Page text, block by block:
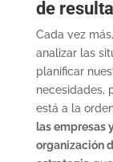
de
Cada vez
analizar las
planificar
necesidades,
está a la
las empresas
organización